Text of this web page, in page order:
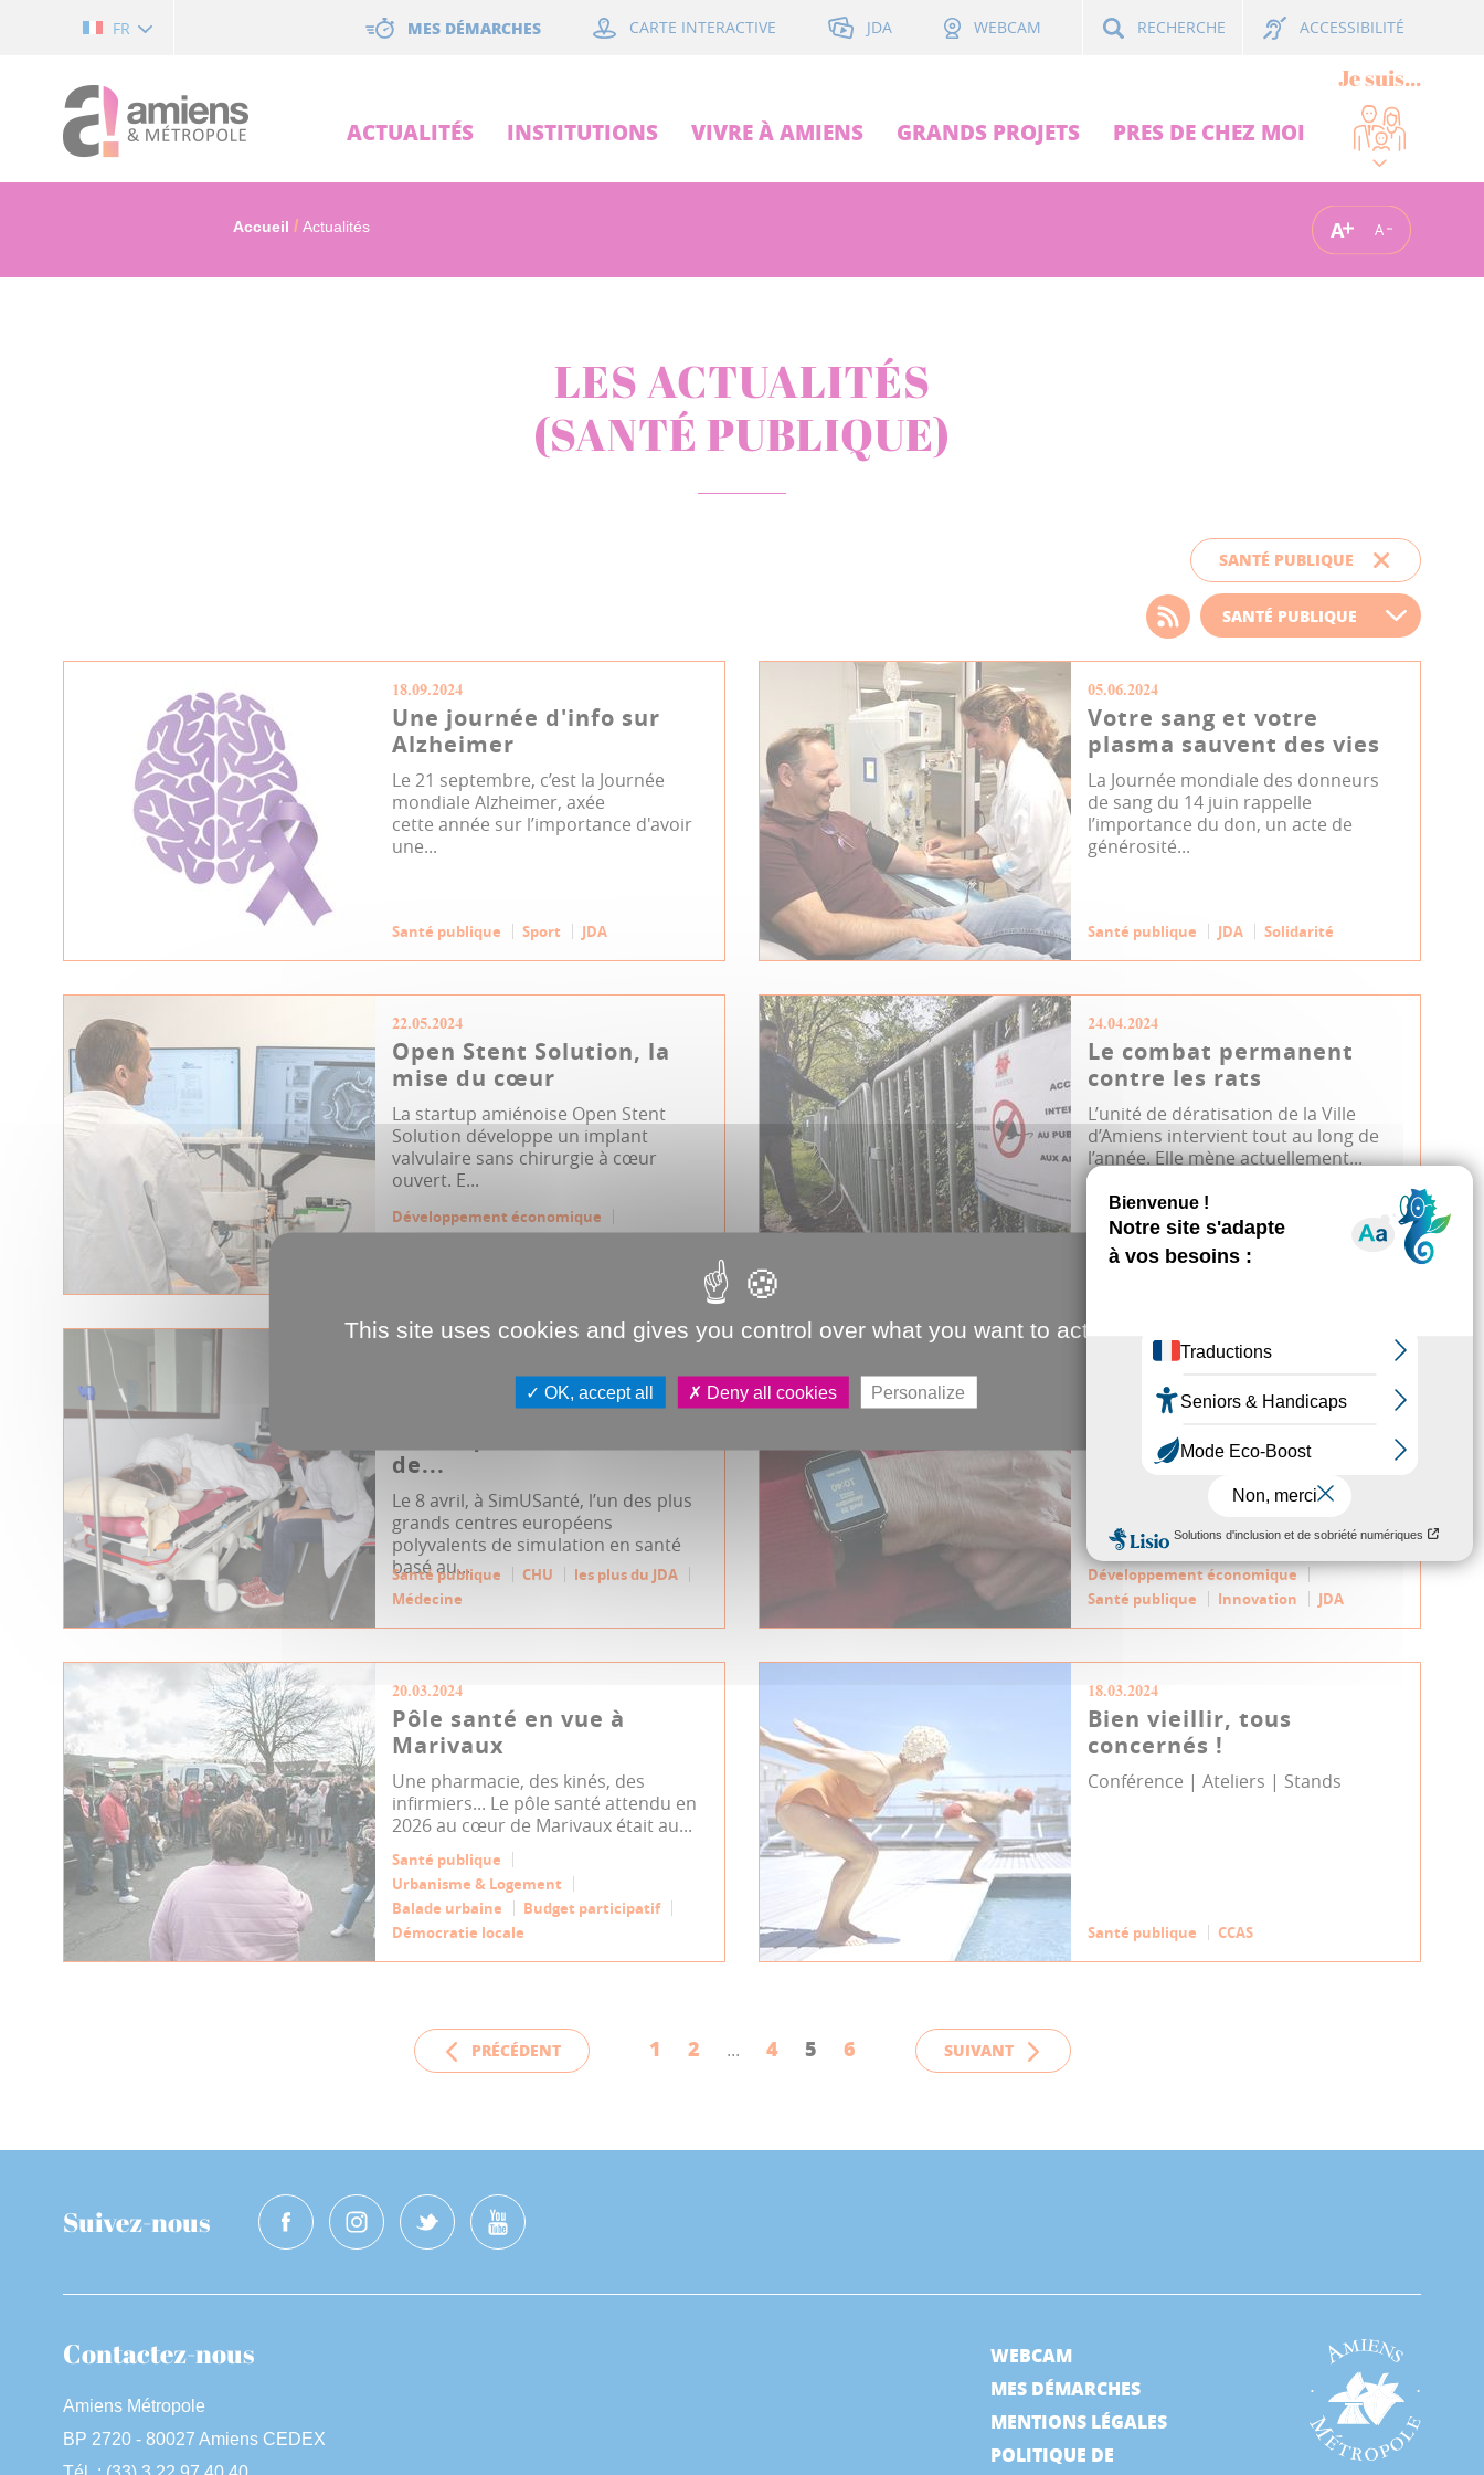
FR MES DÉMARCHES CARTE INTERACTIVE JDA WEBCAM RECHERCHE ACCESSIBILITÉ
ACTUALITÉS INSTITUTIONS VIVRE À AMIENS GRANDS PROJETS PRES DE CHEZ MOI
Je suis...
Accueil Actualités A A
LES ACTUALITÉS
(SANTÉ PUBLIQUE)
SANTÉ PUBLIQUE
Choisissez votre filtre
d'actualité
18.09.2024
Une journée d'info sur
Alzheimer
Le 21 septembre, c’est la Journée
mondiale Alzheimer, axée
cette année sur l’importance d'avoir
une...
Santé publique Sport JDA
05.06.2024
Votre sang et votre
plasma sauvent des vies
La Journée mondiale des donneurs
de sang du 14 juin rappelle
l’importance du don, un acte de
générosité...
Santé publique JDA Solidarité
22.05.2024
Open Stent Solution, la
mise du cœur
La startup amiénoise Open Stent
Solution développe un implant
valvulaire sans chirurgie à cœur
ouvert. E...
Développement économique
24.04.2024
Le combat permanent
contre les rats
L’unité de dératisation de la Ville
d’Amiens intervient tout au long de
l’année. Elle mène actuellement...
Santé publique
JDA
Parc de La Hotoie
Parc Saint Pierre
Personnel métropolitain
« Mieux vaut s’entraîner
sur des gens en bonne
de...
Le 8 avril, à SimUSanté, l’un des plus
grands centres européens
polyvalents de simulation en santé
basé au...
Santé publique CHU
les plus du JDA
Médecine
17.04.2024
Maladies neurologiques :
une montre connectée...
et primée
101 femmes entrepreneures pour sa
at...
Développement économique
Santé publique
Innovation JDA
20.03.2024
Pôle santé en vue à
Marivaux
Une pharmacie, des kinés, des
infirmiers... Le pôle santé attendu en
2026 au cœur de Marivaux était au...
Santé publique
Urbanisme & Logement
Balade urbaine
Budget participatif
Démocratie locale
18.03.2024
Bien vieillir, tous
concernés !
Conférence | Ateliers | Stands
Santé publique CCAS
PRÉCÉDENT 1 2 ... 4 5 6 SUIVANT
Suivez-nous
Contactez-nous
Amiens Métropole
BP 2720 - 80027 Amiens CEDEX
WEBCAM
MES DÉMARCHES
MENTIONS LÉGALES
POLITIQUE DE
This site uses cookies and gives you control over what you want to activate
OK, accept all Deny all cookies Personalize